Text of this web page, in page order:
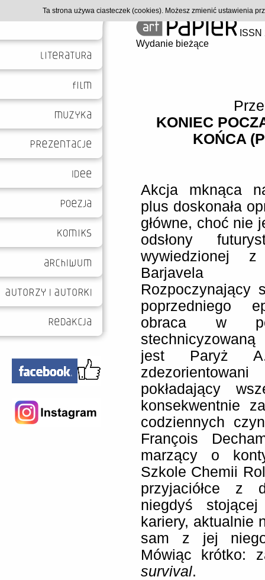
Wydanie bieżące
KONIEC
KOŃCA
Akcja mknąca
plus doskonała
główne, choć nie
odsłony
wywiedzionej
Barjavela
Rozpoczynający
poprzedniego
obraca w
jest Paryż
pokładający
konsekwentnie
codziennych
François
marzący o
Szkole Chemii
przyjaciółce z
niegdyś
kariery, aktualnie
sam z jej
Mówiąc krótko:
survival.
Ta strona używa ciasteczek (cookies). Możesz zmienić ustawienia